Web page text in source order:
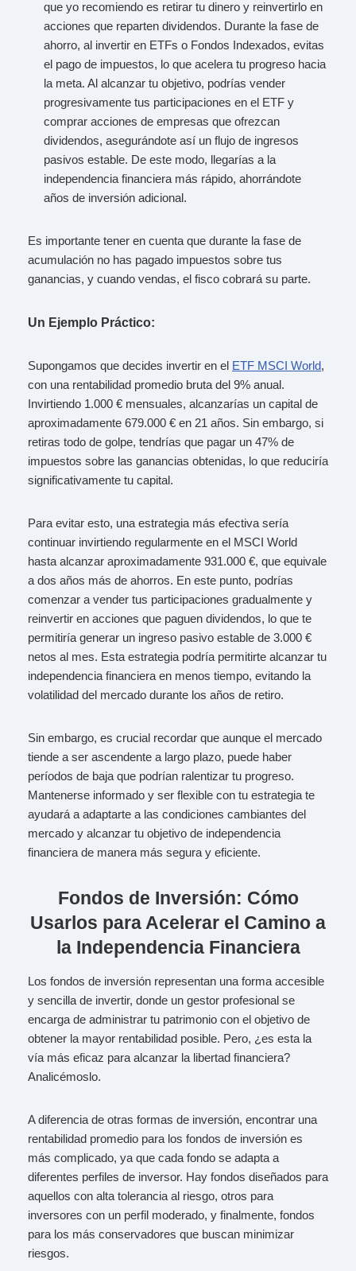
que yo recomiendo es retirar tu dinero y reinvertirlo en
acciones que reparten dividendos. Durante la fase de
ahorro, al invertir en ETFs o Fondos Indexados, evitas
el pago de impuestos, lo que acelera tu progreso hacia
la meta. Al alcanzar tu objetivo, podrías vender
progresivamente tus participaciones en el ETF y
comprar acciones de empresas que ofrezcan
dividendos, asegurándote así un flujo de ingresos
pasivos estable. De este modo, llegarías a la
independencia financiera más rápido, ahorrándote
años de inversión adicional.
Es importante tener en cuenta que durante la fase de
acumulación no has pagado impuestos sobre tus
ganancias, y cuando vendas, el fisco cobrará su parte.
Un Ejemplo Práctico:
Supongamos que decides invertir en el ETF MSCI World,
con una rentabilidad promedio bruta del 9% anual.
Invirtiendo 1.000 € mensuales, alcanzarías un capital de
aproximadamente 679.000 € en 21 años. Sin embargo, si
retiras todo de golpe, tendrías que pagar un 47% de
impuestos sobre las ganancias obtenidas, lo que reduciría
significativamente tu capital.
Para evitar esto, una estrategia más efectiva sería
continuar invirtiendo regularmente en el MSCI World
hasta alcanzar aproximadamente 931.000 €, que equivale
a dos años más de ahorros. En este punto, podrías
comenzar a vender tus participaciones gradualmente y
reinvertir en acciones que paguen dividendos, lo que te
permitiría generar un ingreso pasivo estable de 3.000 €
netos al mes. Esta estrategia podría permitirte alcanzar tu
independencia financiera en menos tiempo, evitando la
volatilidad del mercado durante los años de retiro.
Sin embargo, es crucial recordar que aunque el mercado
tiende a ser ascendente a largo plazo, puede haber
períodos de baja que podrían ralentizar tu progreso.
Mantenerse informado y ser flexible con tu estrategia te
ayudará a adaptarte a las condiciones cambiantes del
mercado y alcanzar tu objetivo de independencia
financiera de manera más segura y eficiente.
Fondos de Inversión: Cómo
Usarlos para Acelerar el Camino a
la Independencia Financiera
Los fondos de inversión representan una forma accesible
y sencilla de invertir, donde un gestor profesional se
encarga de administrar tu patrimonio con el objetivo de
obtener la mayor rentabilidad posible. Pero, ¿es esta la
vía más eficaz para alcanzar la libertad financiera?
Analicémoslo.
A diferencia de otras formas de inversión, encontrar una
rentabilidad promedio para los fondos de inversión es
más complicado, ya que cada fondo se adapta a
diferentes perfiles de inversor. Hay fondos diseñados para
aquellos con alta tolerancia al riesgo, otros para
inversores con un perfil moderado, y finalmente, fondos
para los más conservadores que buscan minimizar
riesgos.